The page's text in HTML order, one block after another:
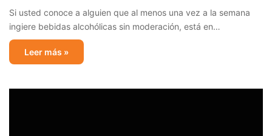
Si usted conoce a alguien que al menos una vez a la semana
ingiere bebidas alcohólicas sin moderación, está en…
Leer más »